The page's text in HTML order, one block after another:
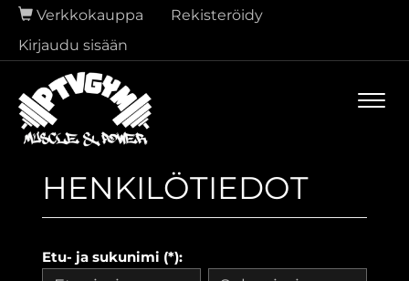
Verkkokauppa
Rekisteröidy
Kirjaudu sisään
HENKILÖTIEDOT
Etu- ja sukunimi (*):